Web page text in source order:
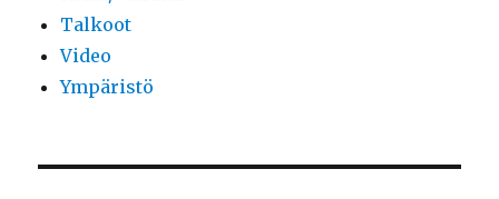
Talkoot
Video
Ympäristö